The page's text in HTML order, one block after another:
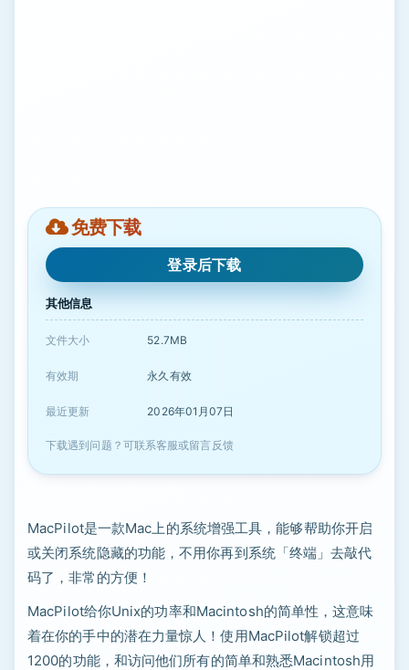
免费下载
登录后下载
其他信息
文件大小 52.7MB
有效期 永久有效
最近更新 2026年01月07日
下载遇到问题？可联系客服或留言反馈
MacPilot是一款Mac上的系统增强工具，能够帮助你开启
或关闭系统隐藏的功能，不用你再到系统「终端」去敲代
码了，非常的方便！
MacPilot给你Unix的功率和Macintosh的简单性，这意味
着在你的手中的潜在力量惊人！使用MacPilot解锁超过
1200的功能，和访问他们所有的简单和熟悉Macintosh用